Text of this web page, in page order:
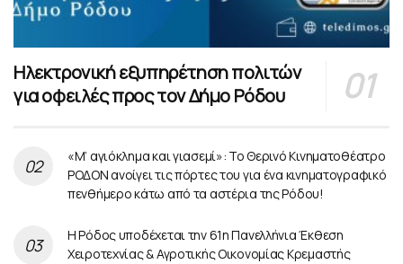
Ηλεκτρονική εξυπηρέτηση πολιτών
για οφειλές προς τον Δήμο Ρόδου
«Μ’ αγιόκλημα και γιασεμί»: Το Θερινό Κινηματοθέατρο
ΡΟΔΟΝ ανοίγει τις πόρτες του για ένα κινηματογραφικό
πενθήμερο κάτω από τα αστέρια της Ρόδου!
Η Ρόδος υποδέχεται την 61η Πανελλήνια Έκθεση
Χειροτεχνίας & Αγροτικής Οικονομίας Κρεμαστής